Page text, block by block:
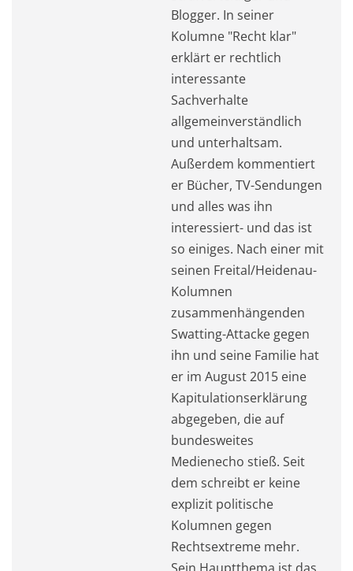
Blogger. In seiner
Kolumne "Recht klar"
erklärt er rechtlich
interessante
Sachverhalte
allgemeinverständlich
und unterhaltsam.
Außerdem kommentiert
er Bücher, TV-Sendungen
und alles was ihn
interessiert- und das ist
so einiges. Nach einer mit
seinen Freital/Heidenau-
Kolumnen
zusammenhängenden
Swatting-Attacke gegen
ihn und seine Familie hat
er im August 2015 eine
Kapitulationserklärung
abgegeben, die auf
bundesweites
Medienecho stieß. Seit
dem schreibt er keine
explizit politische
Kolumnen gegen
Rechtsextreme mehr.